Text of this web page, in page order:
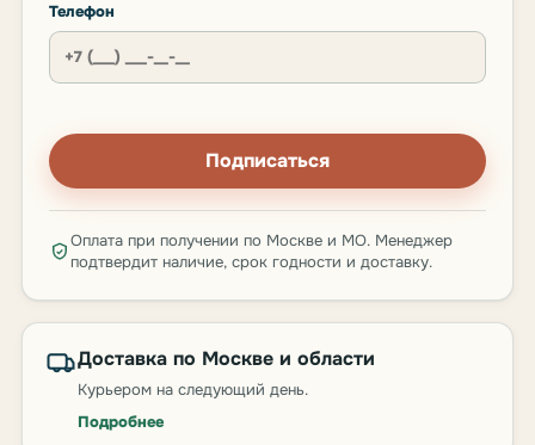
Телефон
Подписаться
Оплата при получении по Москве и МО. Менеджер
подтвердит наличие, срок годности и доставку.
Доставка по Москве и области
Курьером на следующий день.
Подробнее